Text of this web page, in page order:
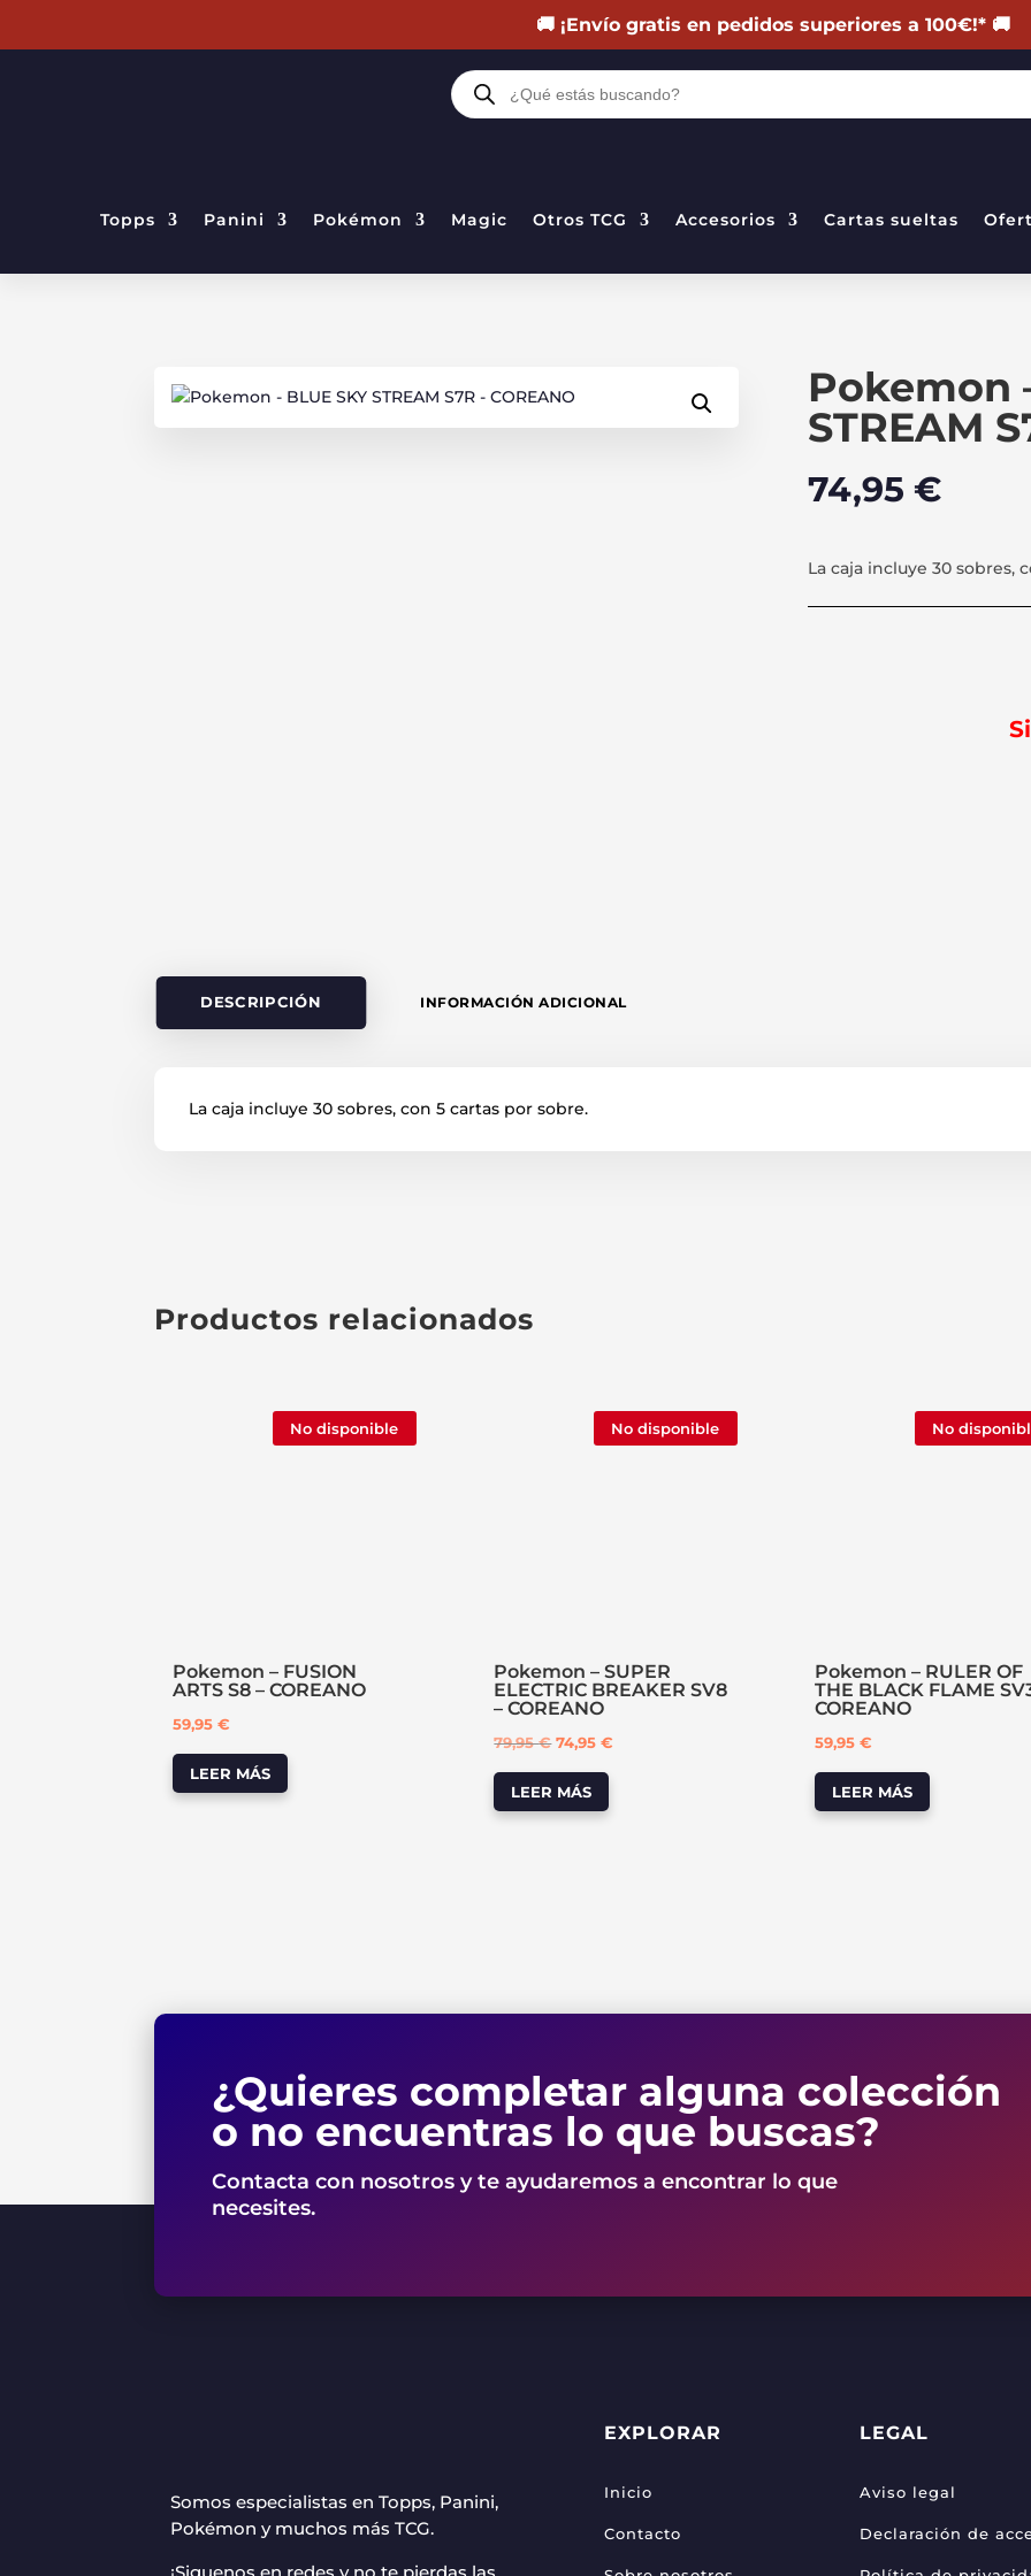
🚚 ¡Envío gratis en pedidos superiores a 100€!* 🚚
BÚSQUEDA
DE
PRODUCTOS
Topps Panini Pokémon Magic Otros TCG Accesorios Cartas sueltas
Pokemon
STREAM
74,95 €
La caja incluye 30 sobres,
DESCRIPCIÓN INFORMACIÓN ADICIONAL
La caja incluye 30 sobres, con 5 cartas por sobre.
Productos relacionados
Pokemon – FUSION
ARTS S8 – COREANO
59,95€
LEER MÁS
No disponible
Pokemon – SUPER
ELECTRIC BREAKER SV8
– COREANO
79,95€ El
precio
original
74,95€
LEER MÁS
No disponible
Pokemon – RULER OF
THE BLACK FLAME
COREANO
59,95€
LEER MÁS
No
¿Quieres completar alguna colección
o no encuentras lo que buscas?
Contacta con nosotros y te ayudaremos a encontrar lo que
necesites.
Somos especialistas en Topps, Panini,
Pokémon y muchos más TCG.
EXPLORAR
Inicio
Contacto
LEGAL
Aviso legal
Declaración de